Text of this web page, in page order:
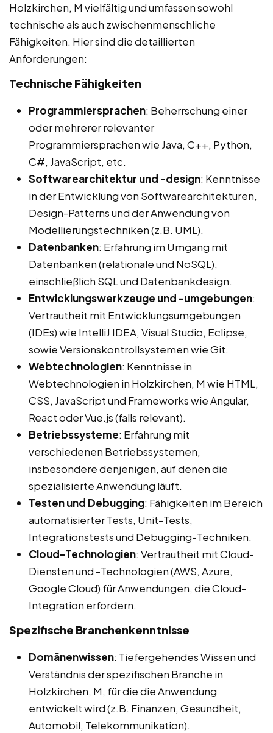
Holzkirchen, M vielfältig und umfassen sowohl
technische als auch zwischenmenschliche
Fähigkeiten. Hier sind die detaillierten
Anforderungen:
Technische Fähigkeiten
Programmiersprachen: Beherrschung einer
oder mehrerer relevanter
Programmiersprachen wie Java, C++, Python,
C#, JavaScript, etc.
Softwarearchitektur und -design: Kenntnisse
in der Entwicklung von Softwarearchitekturen,
Design-Patterns und der Anwendung von
Modellierungstechniken (z.B. UML).
Datenbanken: Erfahrung im Umgang mit
Datenbanken (relationale und NoSQL),
einschließlich SQL und Datenbankdesign.
Entwicklungswerkzeuge und -umgebungen:
Vertrautheit mit Entwicklungsumgebungen
(IDEs) wie IntelliJ IDEA, Visual Studio, Eclipse,
sowie Versionskontrollsystemen wie Git.
Webtechnologien: Kenntnisse in
Webtechnologien in Holzkirchen, M wie HTML,
CSS, JavaScript und Frameworks wie Angular,
React oder Vue.js (falls relevant).
Betriebssysteme: Erfahrung mit
verschiedenen Betriebssystemen,
insbesondere denjenigen, auf denen die
spezialisierte Anwendung läuft.
Testen und Debugging: Fähigkeiten im Bereich
automatisierter Tests, Unit-Tests,
Integrationstests und Debugging-Techniken.
Cloud-Technologien: Vertrautheit mit Cloud-
Diensten und -Technologien (AWS, Azure,
Google Cloud) für Anwendungen, die Cloud-
Integration erfordern.
Spezifische Branchenkenntnisse
Domänenwissen: Tiefergehendes Wissen und
Verständnis der spezifischen Branche in
Holzkirchen, M, für die die Anwendung
entwickelt wird (z.B. Finanzen, Gesundheit,
Automobil, Telekommunikation).